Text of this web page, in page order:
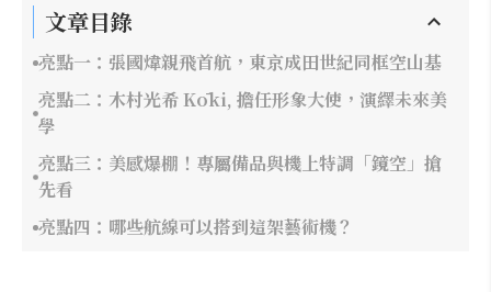
文章目錄
亮點一：張國煒親飛首航，東京成田世紀同框空山基
亮點二：木村光希 Kōki, 擔任形象大使，演繹未來美
學
亮點三：美感爆棚！專屬備品與機上特調「鏡空」搶
先看
亮點四：哪些航線可以搭到這架藝術機？